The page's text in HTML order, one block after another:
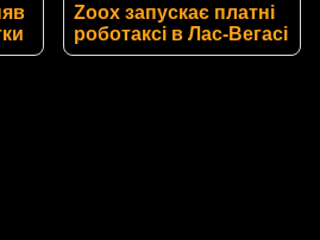
Zoox запускає платні
роботаксі в Лас-Вегасі